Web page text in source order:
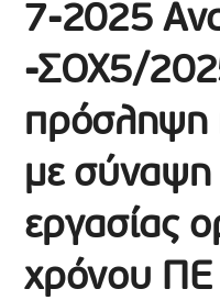
7-2025
-ΣΟΧ5/
πρόσληψη
με
εργασίας
χρόνου ΠΕ